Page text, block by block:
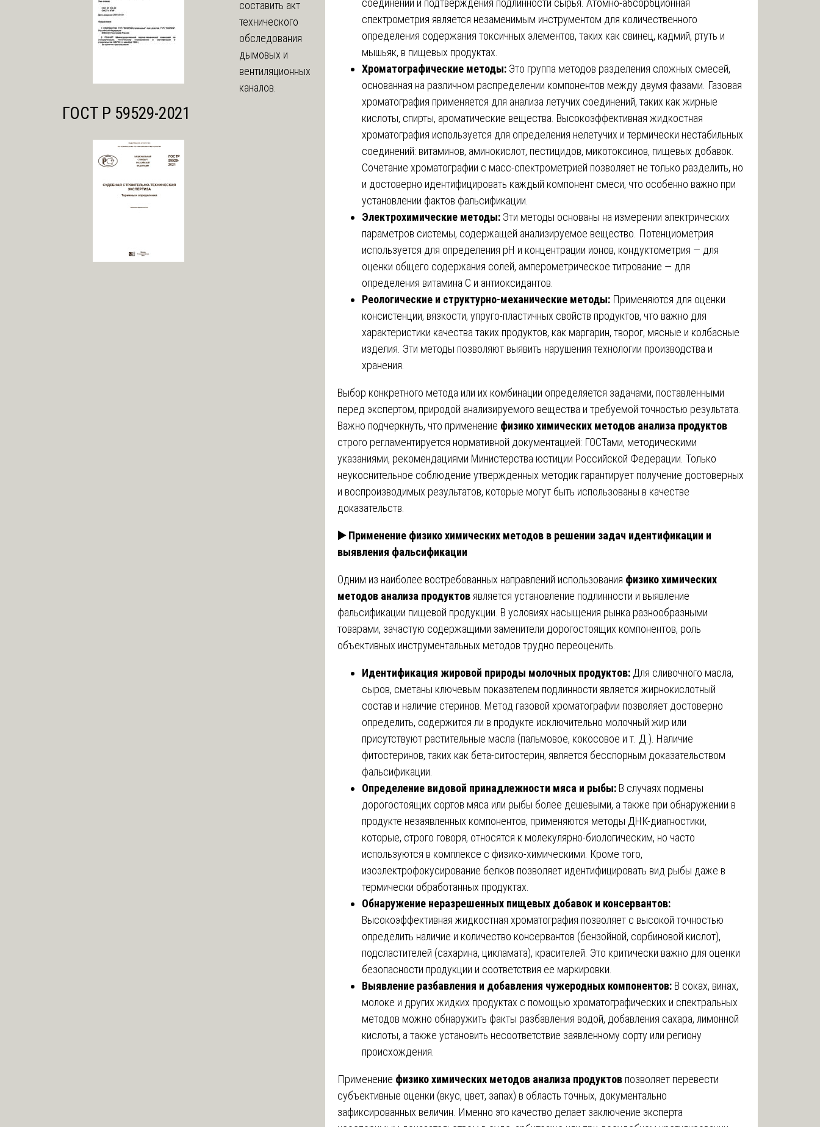
спектрометрия является незаменимым инструментом для количественного
определения содержания токсичных элементов, таких как свинец, кадмий, ртуть и
мышьяк, в пищевых продуктах.
Хроматографические методы: Это группа методов разделения сложных смесей,
основанная на различном распределении компонентов между двумя фазами. Газовая
хроматография применяется для анализа летучих соединений, таких как жирные
кислоты, спирты, ароматические вещества. Высокоэффективная жидкостная
хроматография используется для определения нелетучих и термически нестабильных
соединений: витаминов, аминокислот, пестицидов, микотоксинов, пищевых добавок.
Сочетание хроматографии с масс-спектрометрией позволяет не только разделить, но
и достоверно идентифицировать каждый компонент смеси, что особенно важно при
установлении фактов фальсификации.
Электрохимические методы: Эти методы основаны на измерении электрических
параметров системы, содержащей анализируемое вещество. Потенциометрия
используется для определения pH и концентрации ионов, кондуктометрия — для
оценки общего содержания солей, амперометрическое титрование — для
определения витамина С и антиоксидантов.
Реологические и структурно-механические методы: Применяются для оценки
консистенции, вязкости, упруго-пластичных свойств продуктов, что важно для
характеристики качества таких продуктов, как маргарин, творог, мясные и колбасные
изделия. Эти методы позволяют выявить нарушения технологии производства и
хранения.
Выбор конкретного метода или их комбинации определяется задачами, поставленными
перед экспертом, природой анализируемого вещества и требуемой точностью результата.
Важно подчеркнуть, что применение физико химических методов анализа продуктов
строго регламентируется нормативной документацией: ГОСТами, методическими
указаниями, рекомендациями Министерства юстиции Российской Федерации. Только
неукоснительное соблюдение утвержденных методик гарантирует получение достоверных
и воспроизводимых результатов, которые могут быть использованы в качестве
доказательств.
▶️Применение физико химических методов в решении задач идентификации и
выявления фальсификации
Одним из наиболее востребованных направлений использования физико химических
методов анализа продуктов является установление подлинности и выявление
фальсификации пищевой продукции. В условиях насыщения рынка разнообразными
товарами, зачастую содержащими заменители дорогостоящих компонентов, роль
объективных инструментальных методов трудно переоценить.
Идентификация жировой природы молочных продуктов: Для сливочного масла,
сыров, сметаны ключевым показателем подлинности является жирнокислотный
состав и наличие стеринов. Метод газовой хроматографии позволяет достоверно
определить, содержится ли в продукте исключительно молочный жир или
присутствуют растительные масла (пальмовое, кокосовое и т. Д.). Наличие
фитостеринов, таких как бета-ситостерин, является бесспорным доказательством
фальсификации.
Определение видовой принадлежности мяса и рыбы: В случаях подмены
дорогостоящих сортов мяса или рыбы более дешевыми, а также при обнаружении в
продукте незаявленных компонентов, применяются методы ДНК-диагностики,
которые, строго говоря, относятся к молекулярно-биологическим, но часто
используются в комплексе с физико-химическими. Кроме того,
изоэлектрофокусирование белков позволяет идентифицировать вид рыбы даже в
термически обработанных продуктах.
Обнаружение неразрешенных пищевых добавок и консервантов:
Высокоэффективная жидкостная хроматография позволяет с высокой точностью
определить наличие и количество консервантов (бензойной, сорбиновой кислот),
подсластителей (сахарина, цикламата), красителей. Это критически важно для оценки
безопасности продукции и соответствия ее маркировки.
Выявление разбавления и добавления чужеродных компонентов: В соках, винах,
молоке и других жидких продуктах с помощью хроматографических и спектральных
методов можно обнаружить факты разбавления водой, добавления сахара, лимонной
кислоты, а также установить несоответствие заявленному сорту или региону
происхождения.
Применение физико химических методов анализа продуктов позволяет перевести
субъективные оценки (вкус, цвет, запах) в область точных, документально
зафиксированных величин. Именно это качество делает заключение эксперта
ГОСТ Р 59529-2021
составить акт
технического
обследования
дымовых и
вентиляционных
каналов.